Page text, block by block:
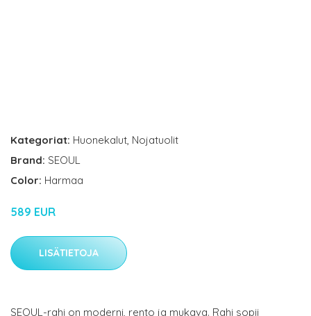
Kategoriat: Huonekalut, Nojatuolit
Brand: SEOUL
Color: Harmaa
589 EUR
LISÄTIETOJA
SEOUL-rahi on moderni, rento ja mukava. Rahi sopii